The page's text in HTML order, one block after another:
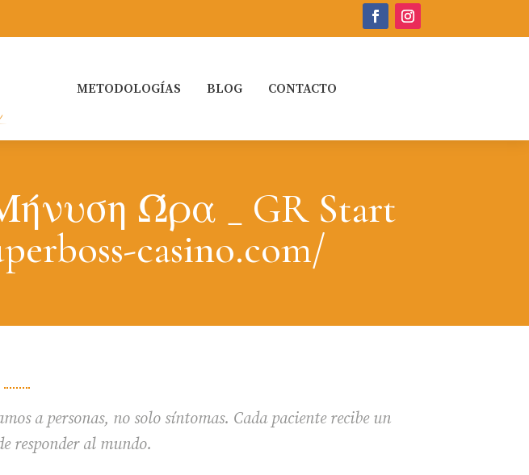
METODOLOGÍAS BLOG CONTACTO
Ώρα _ GR Start
casino.com/
a personas, no solo síntomas. Cada paciente recibe un
responder al mundo.